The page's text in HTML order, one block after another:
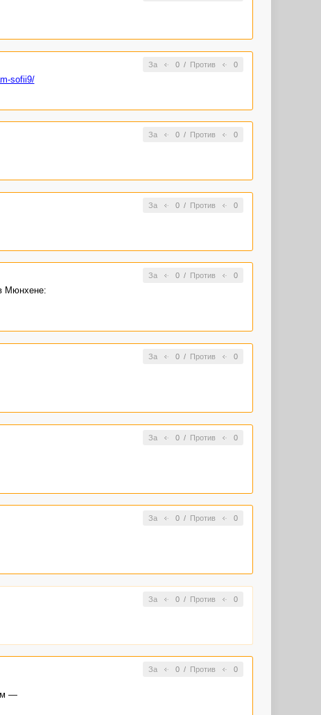
За 0/ Против 0
sofii9/
За 0/ Против 0
За 0/ Против 0
За 0/ Против 0
Мюнхене:
За 0/ Против 0
За 0/ Против 0
За 0/ Против 0
За 0/ Против 0
За 0/ Против 0
—